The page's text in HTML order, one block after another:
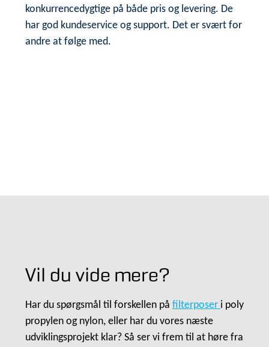
konkurrencedygtige på både pris og levering. De
har god kundeservice og support. Det er svært for
andre at følge med.
Vil du vide mere?
Har du spørgsmål til forskellen på filterposer i poly
propylen og nylon, eller har du vores næste
udviklingsprojekt klar? Så ser vi frem til at høre fra